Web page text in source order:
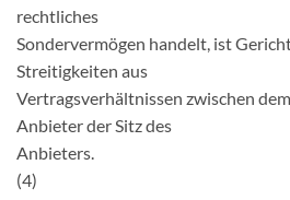
rechtliches
Sondervermögen handelt, ist
Streitigkeiten aus
Vertragsverhältnissen zwischen
Anbieter der Sitz des
Anbieters.
(4)